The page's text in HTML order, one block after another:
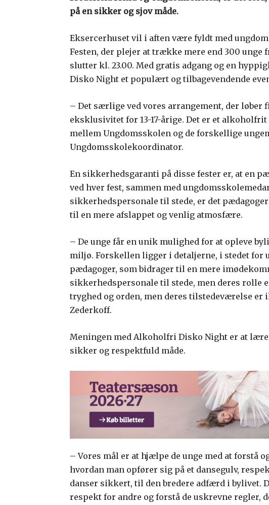
på en sikker og sjov måde.
Eksercerhuset vil i aften være fyldt med
Festen, der plejer at trække mere end 300 unge
slutter kl. 23.00. Med gratis adgang og en
Disko Night et populært og tilbagevendende
– Det særlige ved vores arrangement, der løber
eksklusivitet for 13-17-årige. Det er et
mellem Ungdomsskolen og de forskellige
Ungdomsskolekoordinator.
En sikkerhedsgaranti på disse fester er, at en
ved hver fest, sammen med
sikkerhedspersonale til stede, er det
til en mere afslappet og venlig atmosfære.
– De unge får en unik mulighed for at opleve
miljø. Forskellen ligger i detaljerne, i stedet for
pædagoger, som bidrager til en mere
sikkerhedspersonale til stede, men deres rolle
tryghed og orden, men deres tilstedeværelse er
Zederkoff.
Meningen med Alkoholfri Disko Night er at
sikker og respektfuld måde.
– Vores mål er at hjælpe de unge med at forstå
hvordan man opfører sig på et dansegulv,
danser sikkert, til den bredere adfærd i bylivet.
respekt for andre og forstå de uskrevne regler,